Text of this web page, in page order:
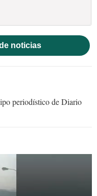
noticias
periodístico de Diario